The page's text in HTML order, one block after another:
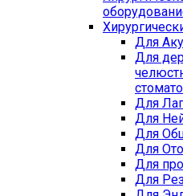
Для
Для
Для
Для
Для
Для
Для
Для